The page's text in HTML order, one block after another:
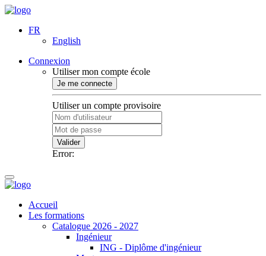
FR
English
Connexion
Utiliser mon compte école
Je me connecte
Utiliser un compte provisoire
Valider
Error:
Accueil
Les formations
Catalogue 2026 - 2027
Ingénieur
ING - Diplôme d'ingénieur